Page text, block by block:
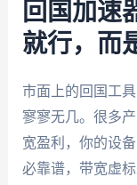
回国加速
就行，而
市面上的回国工
寥寥无几。很多
宽盈利，你的设
必靠谱，带宽虚